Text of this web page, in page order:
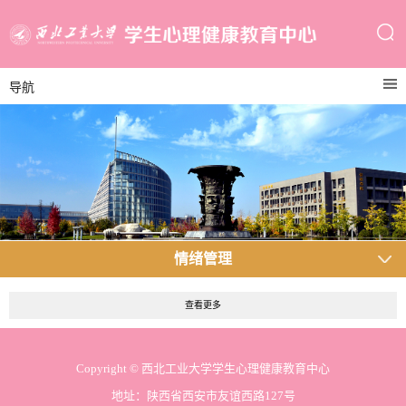
导航
情绪管理
查看更多
Copyright © 西北工业大学学生心理健康教育中心
地址：陕西省西安市友谊西路127号